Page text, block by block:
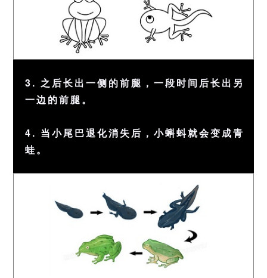
3. 之后长出一侧的前腿，一段时间后长出另
一边的前腿。
4. 当小尾巴退化消失后，小蝌蚪就会变成青
蛙。